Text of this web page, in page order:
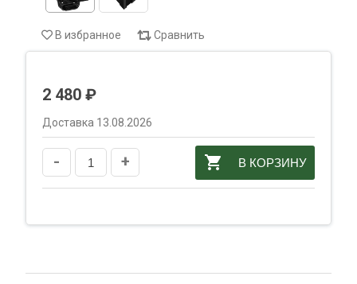
В избранное Сравнить
2 480 ₽
Доставка 13.08.2026
- + В КОРЗИНУ